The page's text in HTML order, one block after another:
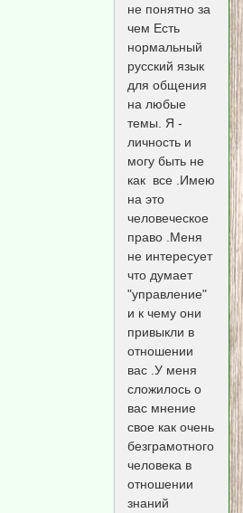
не понятно за
чем Есть
нормальный
русский язык
для общения
на любые
темы. Я -
личность и
могу быть не
как все .Имею
на это
человеческое
право .Меня
не интересует
что думает
"управление"
и к чему они
привыкли в
отношении
вас .У меня
сложилось о
вас мнение
свое как очень
безграмотного
человека в
отношении
знаний